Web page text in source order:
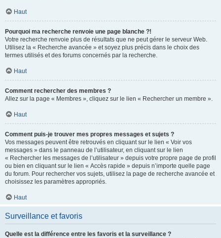
Haut
Pourquoi ma recherche renvoie une page blanche ?!
Votre recherche renvoie plus de résultats que ne peut gérer le serveur Web.
Utilisez la « Recherche avancée » et soyez plus précis dans le choix des
termes utilisés et des forums concernés par la recherche.
Haut
Comment rechercher des membres ?
Allez sur la page « Membres », cliquez sur le lien « Rechercher un membre ».
Haut
Comment puis-je trouver mes propres messages et sujets ?
Vos messages peuvent être retrouvés en cliquant sur le lien « Voir vos
messages » dans le panneau de l’utilisateur, en cliquant sur le lien
« Rechercher les messages de l’utilisateur » depuis votre propre page de profil
ou bien en cliquant sur le lien « Accès rapide » depuis n’importe quelle page
du forum. Pour rechercher vos sujets, utilisez la page de recherche avancée et
choisissez les paramètres appropriés.
Haut
Surveillance et favoris
Quelle est la différence entre les favoris et la surveillance ?